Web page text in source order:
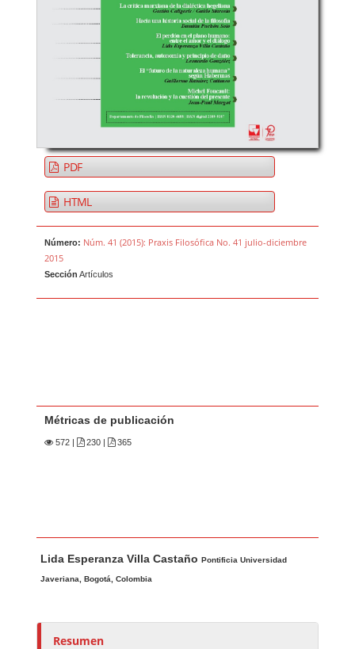
PDF
HTML
Número: Núm. 41 (2015): Praxis Filosófica No. 41 julio-diciembre
2015
Sección Artículos
Métricas de publicación
572 | 230 | 365
u
t
r
Lida Esperanza Villa CastañoPontificia Universidad
Javeriana, Bogotá, Colombia
Resumen